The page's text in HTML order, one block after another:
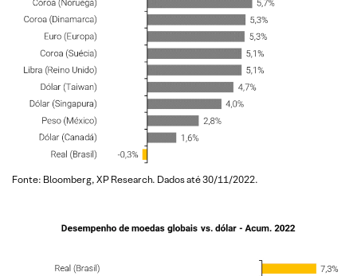
Fonte: Bloomberg, XP Research. Dados até 30/11/2022.